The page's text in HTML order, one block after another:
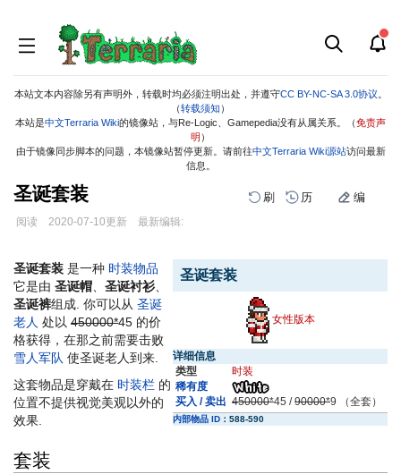
本站文本内容除另有声明外，转载时均必须注明出处，并遵守CC BY-NC-SA 3.0协议
（转载须知 ）
本站是中文Terraria Wiki的镜像站，与Re-Logic、Gamepedia没有从属关系。（免责声
明 ）
由于镜像同步脚本的问题，本镜像站暂停更新。请前往中文Terraria Wiki源站访问最新
信息。
圣诞套装 刷 历 编
阅读 2020-07-10更新 最新编辑:
到
导
航
到
搜
索
圣诞套装
女性版本
详细信息
类型
时装
稀有度
买入 / 卖出 450000*45 /90000*9 （全套）
内部物品 ID ： 588-590
圣诞套装 是一种 时装物品
它是由 圣诞帽、 圣诞衬衫、
圣诞裤组成. 你可以从 圣诞
老人 处以 450000*45 的价
格获得，在那之前需要击败
雪人军队 使圣诞老人到来.
这套物品是穿戴在 时装栏 的
位置不提供视觉美观以外的
效果.
套装